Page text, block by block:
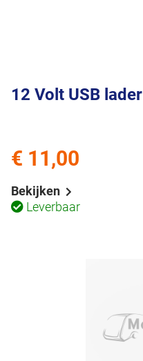
12 Volt USB lader
Bekijken
Leverbaar
€ 11,00